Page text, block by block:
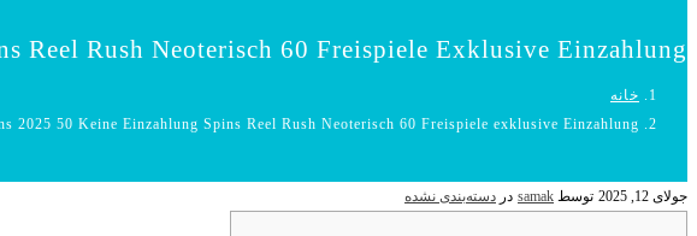
Reel Rush Neoterisch 60 Freispiele Exklusive Einzahlung
خانه
2025 50 Keine Einzahlung Spins Reel Rush Neoterisch 60 Freispiele exklusive Einzahlung
جولای 12, 2025 توسط samak در دسته‌بندی نشده